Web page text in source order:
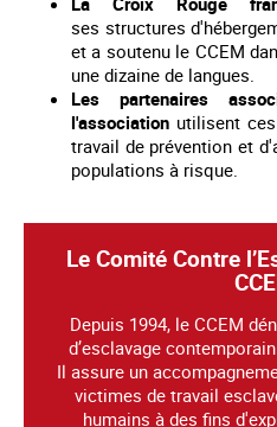
ses structures
et a soutenu le CCEM
une dizaine de langues.
Les partenaires
l'association utilisent
travail de prévention et
populations à risque.
Le Comité Contre
Depuis 1994, le CCEM
d’esclavage
Il assure un
victimes de travail
humains à des fins